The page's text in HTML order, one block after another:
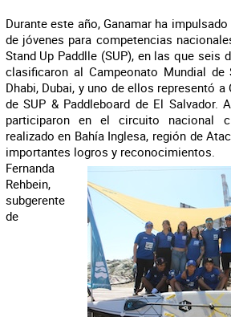
Durante este año, Ganamar ha
de jóvenes para competencias
Stand Up Paddlle (SUP), en las que seis
clasificaron al Campeonato Mundial de
Dhabi, Dubai, y uno de ellos representó
de SUP & Paddleboard de El Salvador.
participaron en el circuito nacional
realizado en Bahía Inglesa, región de
importantes logros y reconocimientos.
Fernanda
Rehbein,
subgerente
de